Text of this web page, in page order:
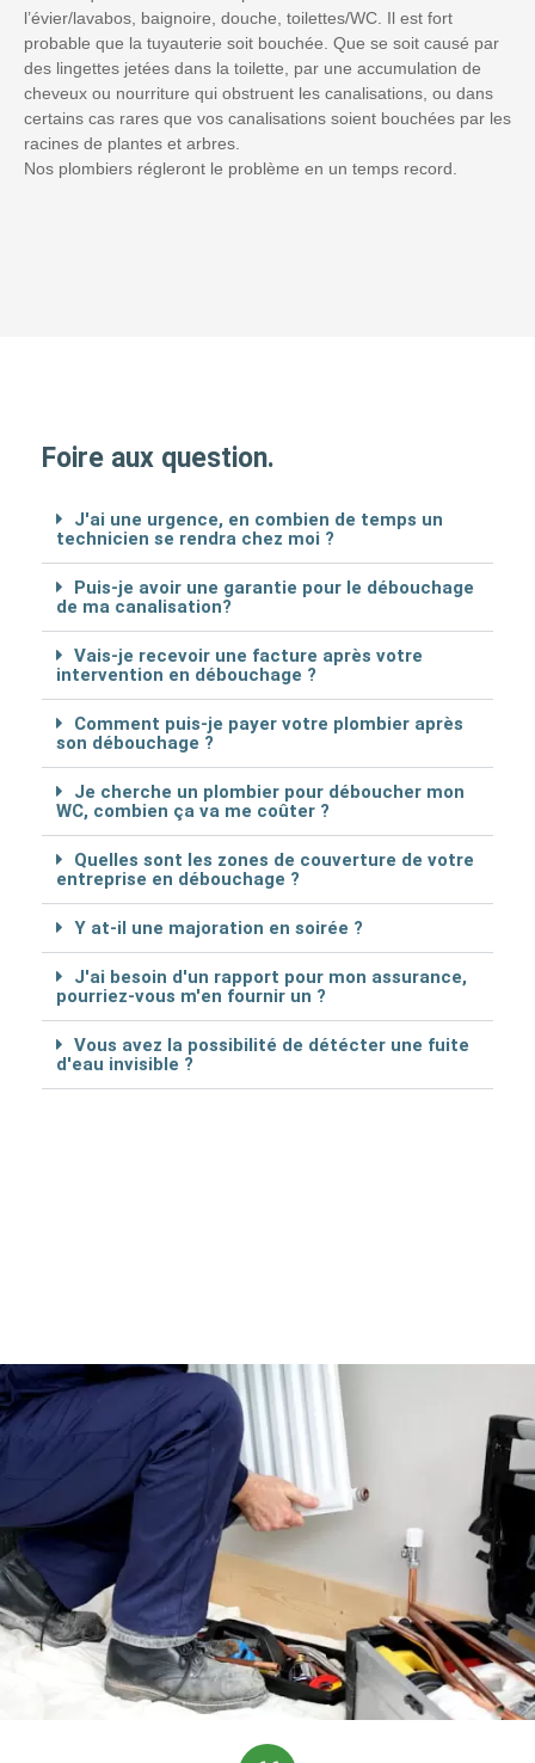
l’évier/lavabos, baignoire, douche, toilettes/WC. Il est fort
probable que la tuyauterie soit bouchée. Que se soit causé par
des lingettes jetées dans la toilette, par une accumulation de
cheveux ou nourriture qui obstruent les canalisations, ou dans
certains cas rares que vos canalisations soient bouchées par les
racines de plantes et arbres.
Nos plombiers régleront le problème en un temps record.
Foire aux question.
J'ai une urgence, en combien de temps un
technicien se rendra chez moi ?
Puis-je avoir une garantie pour le débouchage
de ma canalisation?
Vais-je recevoir une facture après votre
intervention en débouchage ?
Comment puis-je payer votre plombier après
son débouchage ?
Je cherche un plombier pour déboucher mon
WC, combien ça va me coûter ?
Quelles sont les zones de couverture de votre
entreprise en débouchage ?
Y at-il une majoration en soirée ?
J'ai besoin d'un rapport pour mon assurance,
pourriez-vous m'en fournir un ?
Vous avez la possibilité de détécter une fuite
d'eau invisible ?